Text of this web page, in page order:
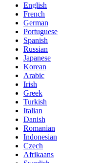
English
French
German
Portuguese
Spanish
Russian
Japanese
Korean
Arabic
Irish
Greek
Turkish
Italian
Danish
Romanian
Indonesian
Czech
Afrikaans